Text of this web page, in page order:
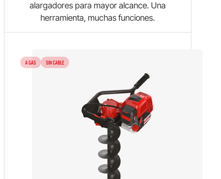
alargadores para mayor alcance. Una
herramienta, muchas funciones.
A GAS SIN CABLE